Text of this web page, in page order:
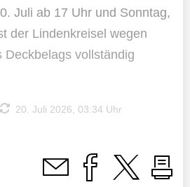
Juli ab 17 Uhr und Sonntag,
der Lindenkreisel wegen
Deckbelags vollständig
20. Juli 2026, 03:34 Uhr